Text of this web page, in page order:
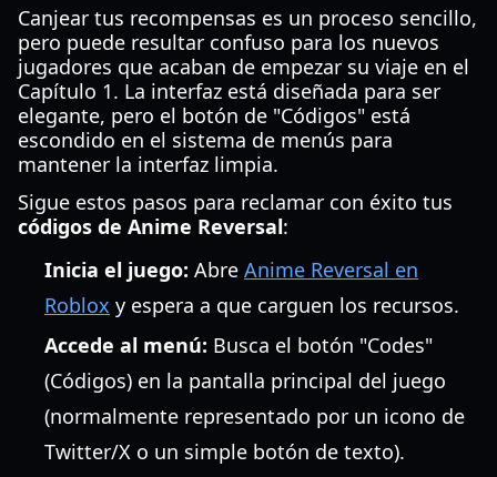
Canjear tus recompensas es un proceso sencillo,
pero puede resultar confuso para los nuevos
jugadores que acaban de empezar su viaje en el
Capítulo 1. La interfaz está diseñada para ser
elegante, pero el botón de "Códigos" está
escondido en el sistema de menús para
mantener la interfaz limpia.
Sigue estos pasos para reclamar con éxito tus
códigos de Anime Reversal:
Inicia el juego: Abre Anime Reversal en
Roblox y espera a que carguen los recursos.
Accede al menú: Busca el botón "Codes"
(Códigos) en la pantalla principal del juego
(normalmente representado por un icono de
Twitter/X o un simple botón de texto).